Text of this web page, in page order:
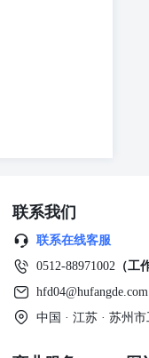
停； 博瑞转债公
告仅供丝路海洋
何自主决定的行
及时更新和通知的
报告的使用者独立
任何个人和机构不
有关免责规定。8.
联系我们
联系在线客服
0512-88971002 （工
hfd04@hufangde.com
中国 · 江苏 · 苏州